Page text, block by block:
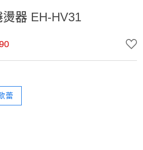
器 EH-HV31
蕾